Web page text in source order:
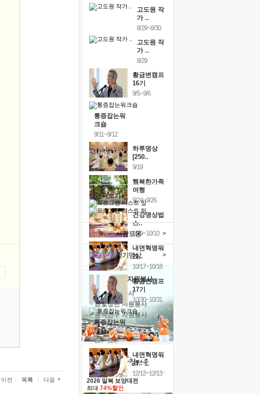
이전 목록 다음
고도원 작
가 ..
8/29~8/30
고도원 작
가 ..
8/29
황금변캠프
16기
9/5~9/6
통증잡는워
크숍
9/11~9/12
하루명상
[250..
9/19
행복한가족
여행
9/24~9/26
건강명상법
스..
10/9~10/10
내면혁명워
크..
10/17~10/18
황금변캠프
17기
10/30~10/31
통증잡는워
크숍
11/7~11/8
내면혁명워
크..
12/12~12/13
캘린더보기+
예술치유걷기명상 >
힐링허그사감포옹 >
'옹달샘의 꽃' 자원봉사
· 청년 자원봉사
· 금빛청년 자원봉사
· 음식연구 자원봉사
2026 말복 보양대전
최대 74%할인